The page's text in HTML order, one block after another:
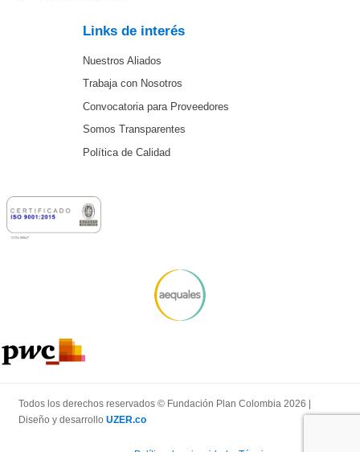
Links de interés
Nuestros Aliados
Trabaja con Nosotros
Convocatoria para Proveedores
Somos Transparentes
Política de Calidad
Todos los derechos reservados © Fundación Plan Colombia 2026 |
Diseño y desarrollo UZER.co